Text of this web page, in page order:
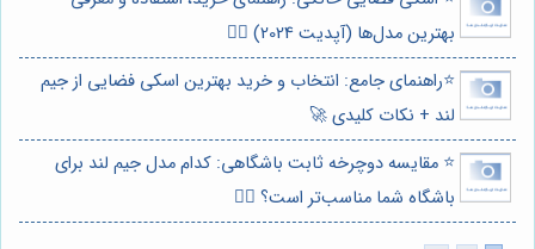
بهترین مدل‌ها (آپدیت 2024) 🏃‍♀️
⭐️راهنمای جامع: انتخاب و خرید بهترین اسکی فضایی از جیم
لند + نکات کلیدی 🚀
⭐️ مقایسه دوچرخه ثابت باشگاهی: کدام مدل جیم لند برای
باشگاه شما مناسب‌تر است؟ 🏋️‍♀️